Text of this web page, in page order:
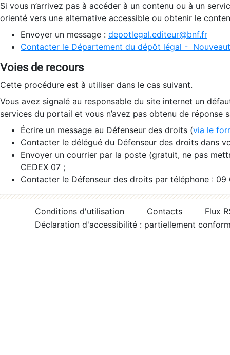
Si vous n’arrivez pas à accéder à un contenu ou à un
orienté vers une alternative accessible ou obtenir le
Envoyer un message : depotlegal.editeur@bnf.fr
Contacter le Département du dépôt légal -
Voies de recours
Cette procédure est à utiliser dans le cas suivant.
Vous avez signalé au responsable du site internet un
services du portail et vous n’avez pas obtenu de réponse
Écrire un message au Défenseur des droits (via le
Contacter le délégué du Défenseur des droits dans
Envoyer un courrier par la poste (gratuit, ne pas
CEDEX 07 ;
Contacter le Défenseur des droits par téléphone :
Conditions d'utilisation Contacts
Flux
Déclaration d'accessibilité : partiellement